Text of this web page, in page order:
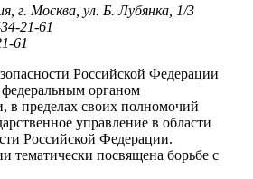
г. Москва, ул. Б. Лубянка, 1/3
21-61
61
Российской Федерации
органом
в пределах своих полномочий
управление в области
Российской Федерации.
тематически посвящена борьбе с